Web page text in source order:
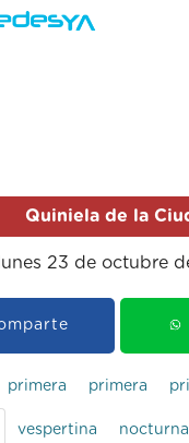
Quiniela de la
lunes 23 de octubre
primera primera
vespertina nocturna